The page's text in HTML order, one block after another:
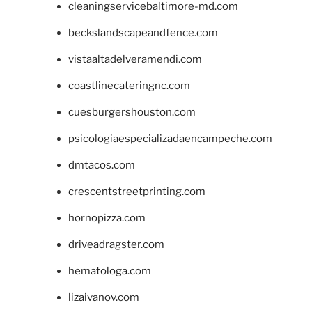
cleaningservicebaltimore-md.com
beckslandscapeandfence.com
vistaaltadelveramendi.com
coastlinecateringnc.com
cuesburgershouston.com
psicologiaespecializadaencampeche.com
dmtacos.com
crescentstreetprinting.com
hornopizza.com
driveadragster.com
hematologa.com
lizaivanov.com